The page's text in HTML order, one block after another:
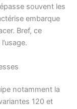
souvent les
embarque
Bref, ce
notamment la
120 et